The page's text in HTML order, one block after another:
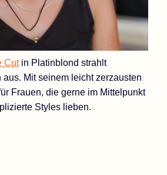
Cutin Platinblond strahlt
Mit seinem leicht zerzausten
Frauen, die gerne im Mittelpunkt
Styles lieben.